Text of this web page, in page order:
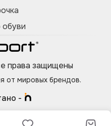
права защищены
от мировых брендов.
-